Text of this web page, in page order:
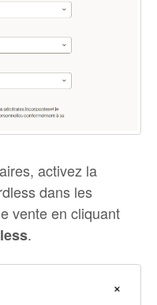
activez la
dans les
vente en cliquant
.